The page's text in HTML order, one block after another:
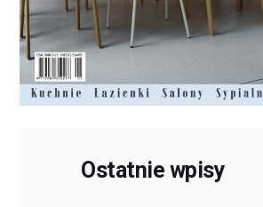
Ostatnie wpisy